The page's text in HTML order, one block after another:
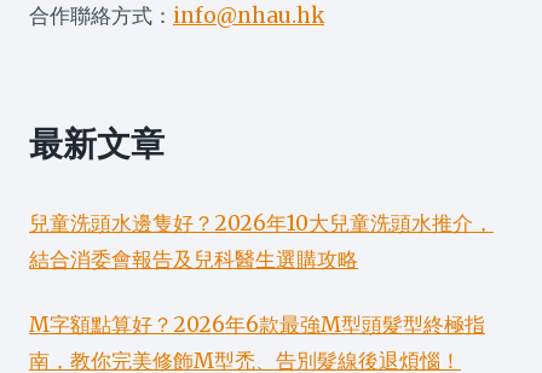
合作聯絡方式： info@nhau.hk
最新文章
兒童洗頭水邊隻好？2026年10大兒童洗頭水推介，
結合消委會報告及兒科醫生選購攻略
M字額點算好？2026年6款最強M型頭髮型終極指
南，教你完美修飾M型禿、告別髮線後退煩惱！